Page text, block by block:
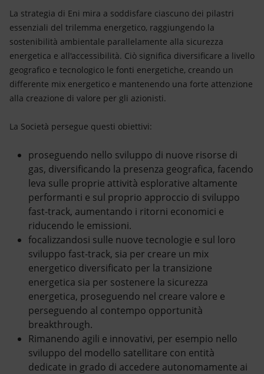
La strategia di Eni mira a soddisfare ciascuno dei pilastri
essenziali del trilemma energetico, raggiungendo la
sostenibilità ambientale parallelamente alla sicurezza
energetica e all'accessibilità. Ciò significa diversificare a livello
geografico e tecnologico le fonti energetiche, creando un
differente mix energetico e mantenendo una forte attenzione
alla creazione di valore per gli azionisti.
La Società persegue questi obiettivi:
proseguendo nello sviluppo di nuove risorse di
gas, diversificando la presenza geografica, facendo
leva sulle proprie attività esplorative altamente
performanti e sul proprio approccio di sviluppo
fast-track, aumentando i ritorni economici e
riducendo le emissioni.
focalizzandosi sulle nuove tecnologie e sul loro
sviluppo fast-track, sia per creare un mix
energetico diversificato per la transizione
energetica sia per sostenere la sicurezza
energetica, proseguendo nel creare valore e
perseguendo al contempo opportunità
breakthrough.
Rimanendo agili e innovativi, per esempio nello
sviluppo del modello satellitare con entità
dedicate in grado di accedere autonomamente ai